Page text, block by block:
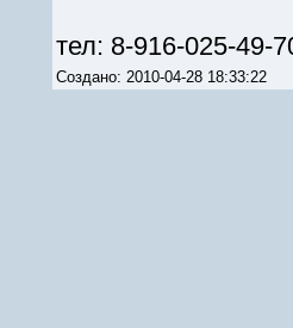
тел: 8-916-025-49-
Создано: 2010-04-28 18:33:22